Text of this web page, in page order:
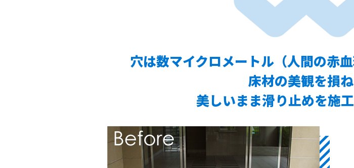
穴は数マイクロメートル（人間の赤
床材の美観を損ね
美しいまま滑り止めを施